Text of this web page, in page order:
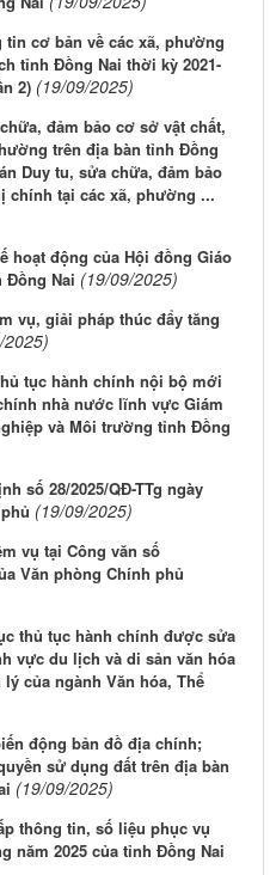
cơ bản về các xã, phường
tỉnh Đồng Nai thời kỳ 2021-
2) (19/09/2025)
đảm bảo cơ sở vật chất,
trên địa bàn tỉnh Đồng
Duy tu, sửa chữa, đảm bảo
chính tại các xã, phường ...
hoạt động của Hội đồng Giáo
Đồng Nai (19/09/2025)
vụ, giải pháp thúc đẩy tăng
2025)
tục hành chính nội bộ mới
nhà nước lĩnh vực Giám
và Môi trường tỉnh Đồng
số 28/2025/QĐ-TTg ngày
(19/09/2025)
vụ tại Công văn số
Văn phòng Chính phủ
thủ tục hành chính được sửa
vực du lịch và di sản văn hóa
của ngành Văn hóa, Thể
động bản đồ địa chính;
sử dụng đất trên địa bàn
(19/09/2025)
thông tin, số liệu phục vụ
năm 2025 của tỉnh Đồng Nai